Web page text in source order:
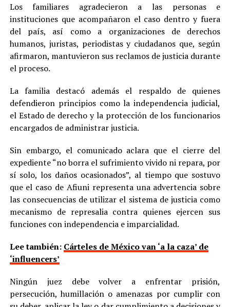
Los familiares agradecieron a las personas e
instituciones que acompañaron el caso dentro y fuera
del país, así como a organizaciones de derechos
humanos, juristas, periodistas y ciudadanos que, según
afirmaron, mantuvieron sus reclamos de justicia durante
el proceso.
La familia destacó además el respaldo de quienes
defendieron principios como la independencia judicial,
el Estado de derecho y la protección de los funcionarios
encargados de administrar justicia.
Sin embargo, el comunicado aclara que el cierre del
expediente “no borra el sufrimiento vivido ni repara, por
sí solo, los daños ocasionados”, al tiempo que sostuvo
que el caso de Afiuni representa una advertencia sobre
las consecuencias de utilizar el sistema de justicia como
mecanismo de represalia contra quienes ejercen sus
funciones con independencia e imparcialidad.
Lee también: Cárteles de México van ‘a la caza’ de
‘influencers’
Ningún juez debe volver a enfrentar prisión,
persecución, humillación o amenazas por cumplir con